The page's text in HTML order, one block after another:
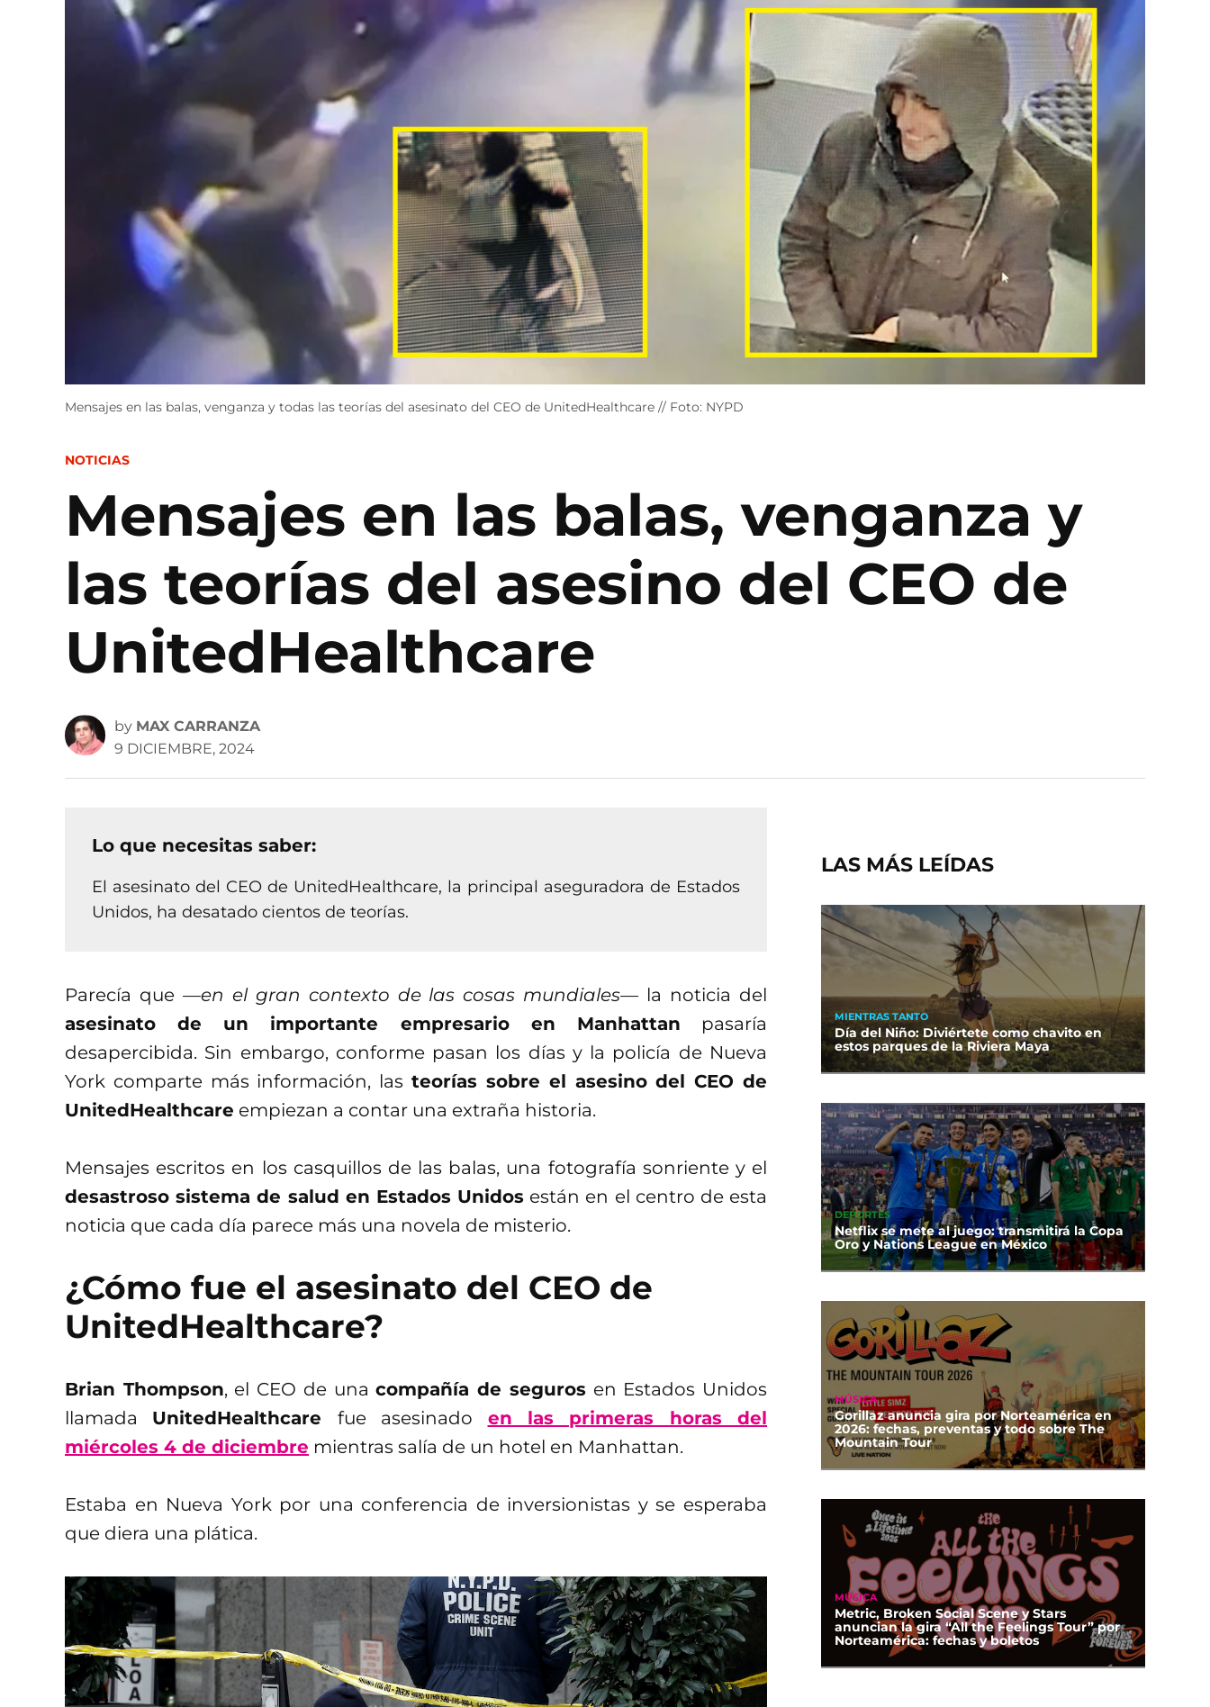
Mensajes en las balas, venganza y todas las teorías del asesinato del CEO de UnitedHealthcare // Foto: NYPD
POSTED
NOTICIAS
Mensajes en las balas, venganza y
las teorías del asesino del CEO de
UnitedHealthcare
by MAX CARRANZA
9 DICIEMBRE, 2024
Lo que necesitas saber:
El asesinato del CEO de UnitedHealthcare, la principal aseguradora de Estados
Unidos, ha desatado cientos de teorías.
Parecía que —en el gran contexto de las cosas mundiales— la noticia del
asesinato de un importante empresario en Manhattan pasaría
desapercibida. Sin embargo, conforme pasan los días y la policía de Nueva
York comparte más información, lasteorías sobre el asesino del CEO de
UnitedHealthcare empiezan a contar una extraña historia.
Mensajes escritos en los casquillos de las balas, una fotografía sonriente y el
desastroso sistema de salud en Estados Unidos están en el centro de esta
noticia que cada día parece más una novela de misterio.
¿Cómo fue el asesinato del CEO de
UnitedHealthcare?
Brian Thompson, el CEO de unacompañía de segurosen Estados Unidos
llamada UnitedHealthcare fue asesinado en las primeras horas del
miércoles 4 de diciembre mientras salía de un hotel en Manhattan.
Estaba en Nueva York por una conferencia de inversionistas y se esperaba
que diera una plática.
LAS MÁS LEÍDAS
MIENTRAS TANTO
Día del Niño: Diviértete como chavito en
estos parques de la Riviera Maya
DEPORTES
Netflix se mete al juego: transmitirá la Copa
Oro y Nations League en México
MÚSICA
Gorillaz anuncia gira por Norteamérica en
2026: fechas, preventas y todo sobre The
Mountain Tour
MÚSICA
Metric, Broken Social Scene y Stars
anuncian la gira “All the Feelings Tour” por
Norteamérica: fechas y boletos